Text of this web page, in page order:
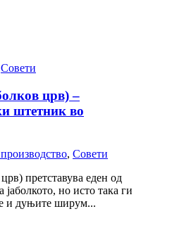
Совети
црв) –
штетник во
, Совети
претставува еден од
јаболкото, но исто така ги
и дуњите ширум...